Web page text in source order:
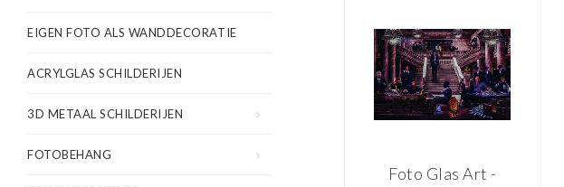
EIGEN FOTO ALS WANDDECORATIE
ACRYLGLAS SCHILDERIJEN
3D METAAL SCHILDERIJEN
FOTOBEHANG
Foto Glas Art -